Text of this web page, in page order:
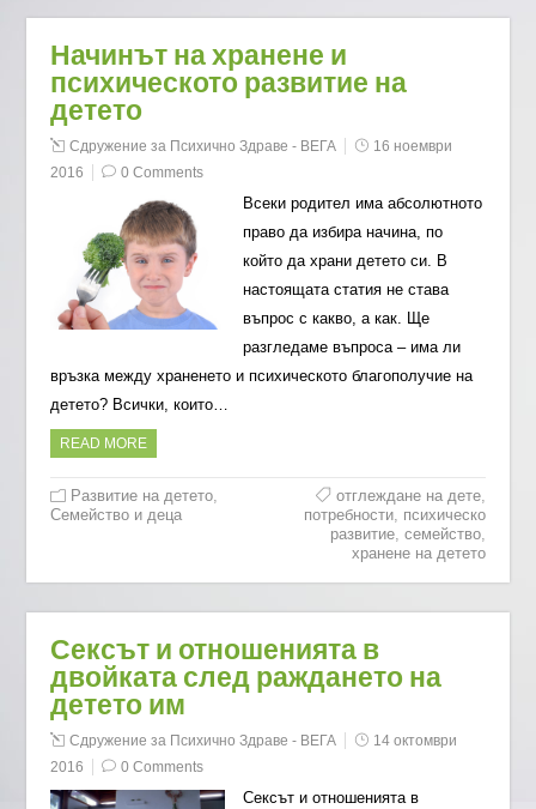
Начинът на хранене и
психическото развитие на
детето
Сдружение за Психично Здраве - ВЕГА
16 ноември
2016
0 Comments
Всеки родител има абсолютното
право да избира начина, по
който да храни детето си. В
настоящата статия не става
въпрос с какво, а как. Ще
разгледаме въпроса – има ли
връзка между храненето и психическото благополучие на
детето? Всички, които…
READ MORE
Развитие на детето,
Семейство и деца
отглеждане на дете,
потребности, психическо
развитие, семейство,
хранене на детето
Сексът и отношенията в
двойката след раждането на
детето им
Сдружение за Психично Здраве - ВЕГА
14 октомври
2016
0 Comments
Сексът и отношенията в